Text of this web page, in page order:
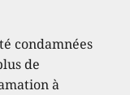
condamnées
de
à